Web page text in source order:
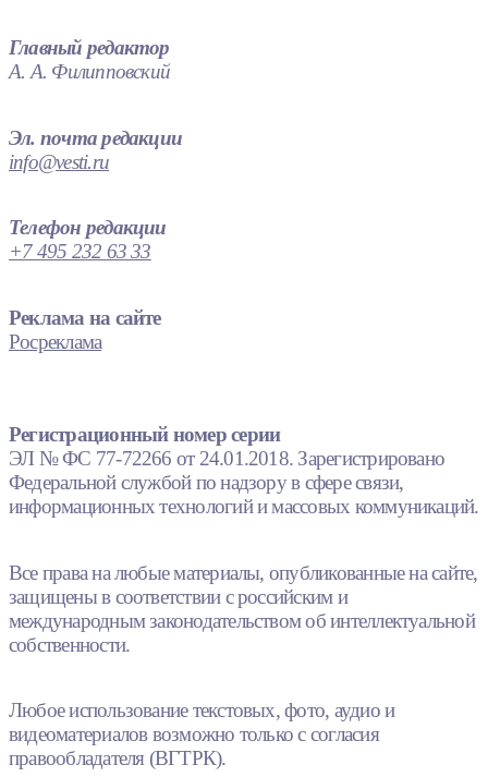
Главный редактор
А. А. Филипповский
Эл. почта редакции
info@vesti.ru
Телефон редакции
+7 495 232 63 33
Реклама на сайте
Росреклама
Регистрационный номер серии
ЭЛ № ФС 77-72266 от 24.01.2018. Зарегистрировано
Федеральной службой по надзору в сфере связи,
информационных технологий и массовых коммуникаций.
Все права на любые материалы, опубликованные на сайте,
защищены в соответствии с российским и
международным законодательством об интеллектуальной
собственности.
Любое использование текстовых, фото, аудио и
видеоматериалов возможно только с согласия
правообладателя (ВГТРК).